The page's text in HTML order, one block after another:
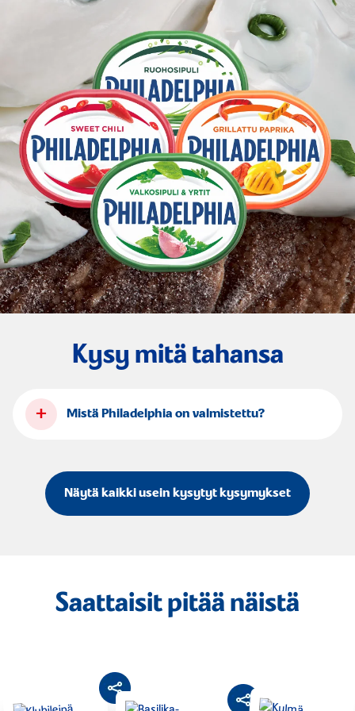
Kysy mitä tahansa
+ Mistä Philadelphia on valmistettu?
Näytä kaikki usein kysytyt kysymykset
Saattaisit pitää näistä